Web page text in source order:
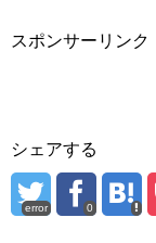
スポンサーリンク
シェアする
error 0